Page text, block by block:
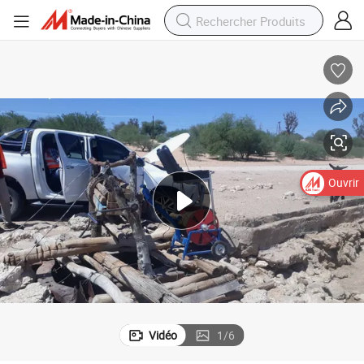
Vidéo 1/6
Ouvrir